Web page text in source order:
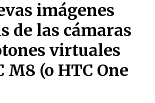
imágenes
de las cámaras
virtuales
M8 (o HTC One